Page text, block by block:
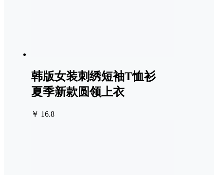
韩版女装刺绣短袖T恤衫
夏季新款圆领上衣
￥ 16.8